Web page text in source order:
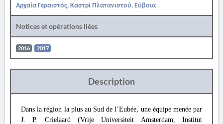
Αρχαία Γεραιστός, Καστρί Πλατανιστού, Εύβοια
Notices et opérations liées
2016 2017
Description
Dans la région la plus au Sud de l’Eubée, une équipe menée par
J. P. Crielaard (Vrije Universiteit Amsterdam, Institut